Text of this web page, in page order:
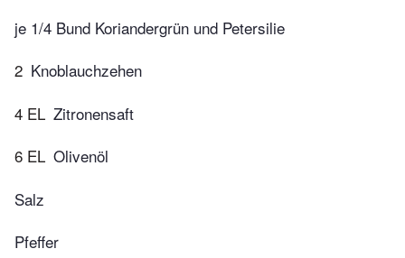
je 1/4 Bund Koriandergrün und Petersilie
2 Knoblauchzehen
4 EL Zitronensaft
6 EL Olivenöl
Salz
Pfeffer